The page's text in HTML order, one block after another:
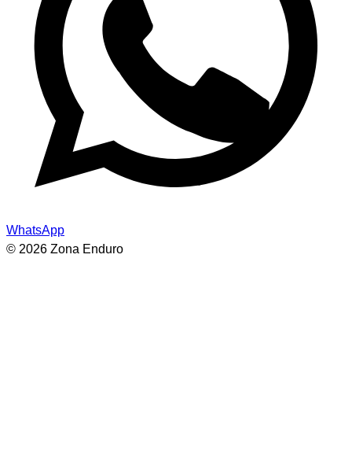
WhatsApp
© 2026 Zona Enduro